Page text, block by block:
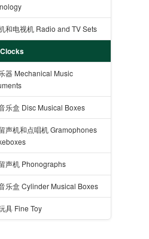
和电视机 Radio and TV Sets
器 Mechanical Music
乐盒 Disc Musical Boxes
声机和点唱机 Gramophones
声机 Phonographs
乐盒 Cylinder Musical Boxes
具 Fine Toy